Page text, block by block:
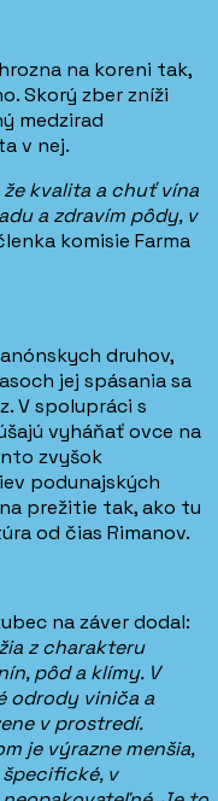
na koreni tak,
Skorý zber zníži
medzirad
v nej.
kvalita a chuť vína
a zdravím pôdy, v
komisie Farma
druhov,
jej spásania sa
V spolupráci s
vyháňať ovce na
zvyšok
podunajských
prežitie tak, ako tu
od čias Rimanov.
na záver dodal:
z charakteru
pôd a klímy. V
odrody viniča a
v prostredí.
je výrazne menšia,
v